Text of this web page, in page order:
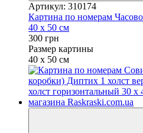
Артикул: 310174
Картина по номерам
40 х 50 см
300 грн
Размер картины
40 х 50 см